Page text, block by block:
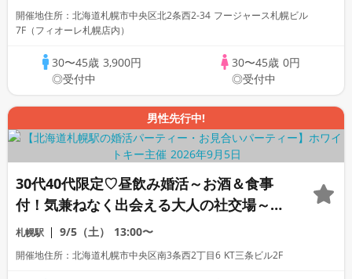
開催地住所：北海道札幌市中央区北2条西2-34 フージャース札幌ビル
7F（フィオーレ札幌店内）
30〜45歳 3,900円
◎受付中
30〜45歳 0円
◎受付中
男性先行中!
30代40代限定♡昼飲み婚活～お酒＆食事
付！気兼ねなく出会える大人の社交場～着
席＆立食スタイル/マッチングあり/お食事
＆フリードリンク
札幌駅 9/5（土） 13:00〜
開催地住所：北海道札幌市中央区南3条西2丁目6 KT三条ビル2F